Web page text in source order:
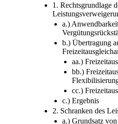
1. Rechtsgrundlage
a.)
b.) Übertragung
aa.)
bb.)
cc.)
c.) Ergebnis
2. Schranken des
a.) Grundsatz